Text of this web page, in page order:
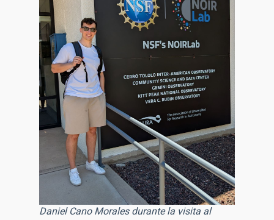
Daniel Cano Morales durante la visita al